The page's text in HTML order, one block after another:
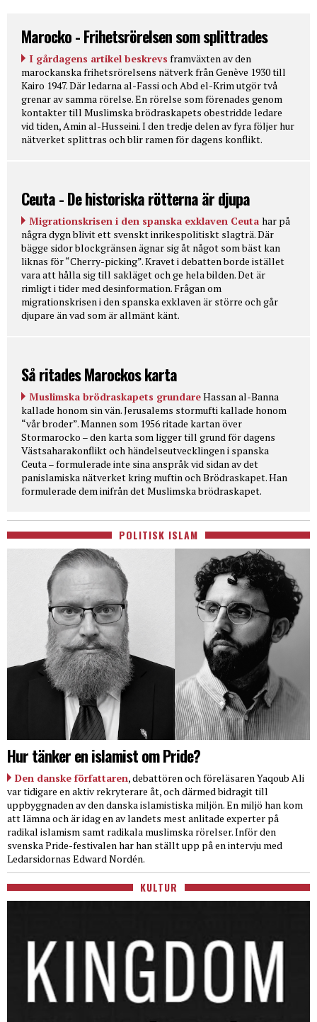
Marocko - Frihetsrörelsen som splittrades
I gårdagens artikel beskrevs framväxten av den
marockanska frihetsrörelsens nätverk från Genève 1930 till
Kairo 1947. Där ledarna al-Fassi och Abd el-Krim utgör två
grenar av samma rörelse. En rörelse som förenades genom
kontakter till Muslimska brödraskapets obestridde ledare
vid tiden, Amin al-Husseini. I den tredje delen av fyra följer hur
nätverket splittras och blir ramen för dagens konflikt.
Ceuta - De historiska rötterna är djupa
Migrationskrisen i den spanska exklaven Ceuta har på
några dygn blivit ett svenskt inrikespolitiskt slagträ. Där
bägge sidor blockgränsen ägnar sig åt något som bäst kan
liknas för “Cherry-picking”. Kravet i debatten borde istället
vara att hålla sig till sakläget och ge hela bilden. Det är
rimligt i tider med desinformation. Frågan om
migrationskrisen i den spanska exklaven är större och går
djupare än vad som är allmänt känt.
Så ritades Marockos karta
Muslimska brödraskapets grundareHassan al-Banna
kallade honom sin vän. Jerusalems stormufti kallade honom
“vår broder”. Mannen som 1956 ritade kartan över
Stormarocko – den karta som ligger till grund för dagens
Västsaharakonflikt och händelseutvecklingen i spanska
Ceuta – formulerade inte sina anspråk vid sidan av det
panislamiska nätverket kring muftin och Brödraskapet. Han
formulerade dem inifrån det Muslimska brödraskapet.
POLITISK ISLAM
Hur tänker en islamist om Pride?
Den danske författaren, debattören och föreläsaren Yaqoub Ali
var tidigare en aktiv rekryterare åt, och därmed bidragit till
uppbyggnaden av den danska islamistiska miljön. En miljö han kom
att lämna och är idag en av landets mest anlitade experter på
radikal islamism samt radikala muslimska rörelser. Inför den
svenska Pride-festivalen har han ställt upp på en intervju med
Ledarsidornas Edward Nordén.
KULTUR